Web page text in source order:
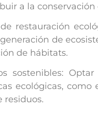
a la
restauración
de
de hábitats.
sostenibles:
ecológicas, como
residuos.